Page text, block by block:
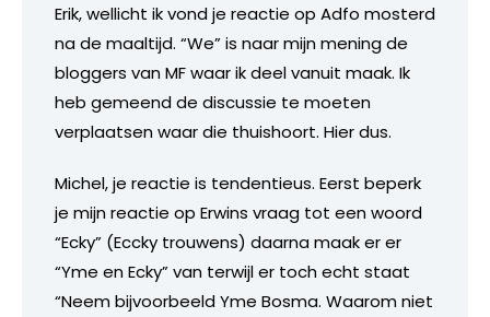
Erik, wellicht ik vond je reactie op Adfo mosterd
na de maaltijd. “We” is naar mijn mening de
bloggers van MF waar ik deel vanuit maak. Ik
heb gemeend de discussie te moeten
verplaatsen waar die thuishoort. Hier dus.
Michel, je reactie is tendentieus. Eerst beperk
je mijn reactie op Erwins vraag tot een woord
“Ecky” (Eccky trouwens) daarna maak er er
“Yme en Ecky” van terwijl er toch echt staat
“Neem bijvoorbeeld Yme Bosma. Waarom niet